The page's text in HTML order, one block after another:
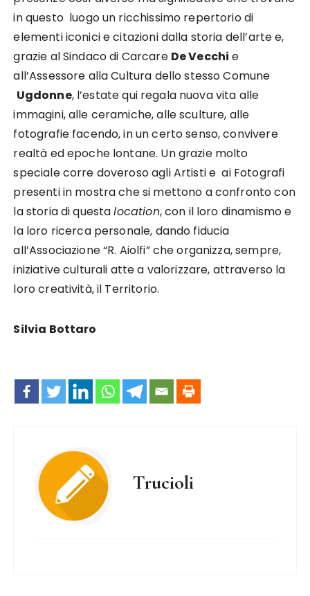
in questo luogo un ricchissimo repertorio di
elementi iconici e citazioni dalla storia dell’arte e,
grazie al Sindaco di Carcare De Vecchi e
all’Assessore alla Cultura dello stesso Comune
Ugdonne, l’estate qui regala nuova vita alle
immagini, alle ceramiche, alle sculture, alle
fotografie facendo, in un certo senso, convivere
realtà ed epoche lontane. Un grazie molto
speciale corre doveroso agli Artisti e ai Fotografi
presenti in mostra che si mettono a confronto con
la storia di questalocation, con il loro dinamismo e
la loro ricerca personale, dando fiducia
all’Associazione “R. Aiolfi” che organizza, sempre,
iniziative culturali atte a valorizzare, attraverso la
loro creatività, il Territorio.
Silvia Bottaro
Trucioli